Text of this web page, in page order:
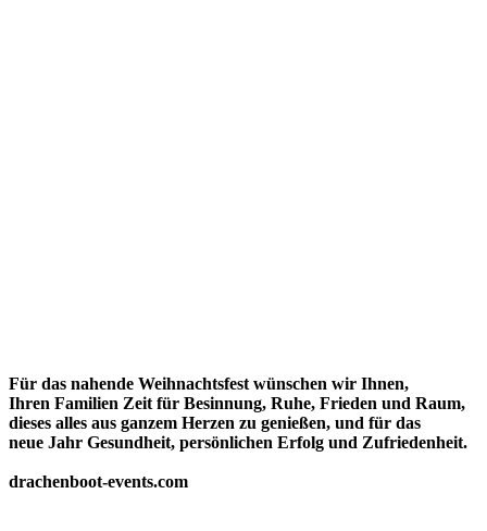
Für das nahende Weihnachtsfest wünschen wir Ihnen,
Ihren Familien Zeit für Besinnung, Ruhe, Frieden und Raum,
dieses alles aus ganzem Herzen zu genießen, und für das
neue Jahr Gesundheit, persönlichen Erfolg und Zufriedenheit.
drachenboot-events.com